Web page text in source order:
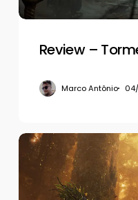
Review –
Marco Antônio
Review
–
Beast